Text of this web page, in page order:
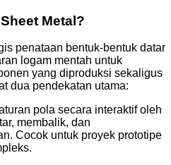
Metal?
penataan bentuk-bentuk datar
logam mentah untuk
yang diproduksi sekaligus
dua pendekatan utama:
pola secara interaktif oleh
membalik, dan
Cocok untuk proyek prototipe